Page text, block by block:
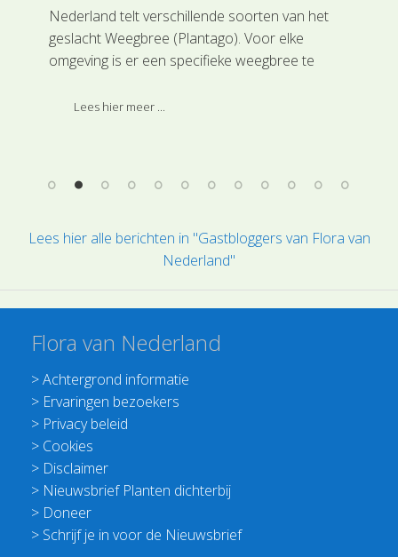
Nederland telt verschillende soorten van het
geslacht Weegbree (Plantago). Voor elke
omgeving is er een specifieke weegbree te
voorkomende Smalle weegbree (Plantago
Lees hier meer ...
Lees hier alle berichten in "Gastbloggers van Flora van
Nederland"
Flora van Nederland
>Achtergrond informatie
> Ervaringen bezoekers
> Privacy beleid
> Cookies
> Disclaimer
> Nieuwsbrief Planten dichterbij
> Doneer
> Schrijf je in voor de Nieuwsbrief